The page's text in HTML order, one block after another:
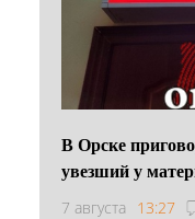
В Орске
увезший у
7 августа 13:27